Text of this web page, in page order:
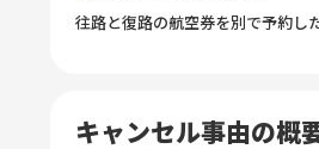
往路と復路の航空券を別で予約し
キャンセル事由の概